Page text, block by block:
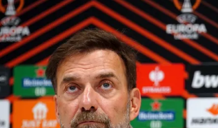
Curling
Dostihy
Florbal
Futsal